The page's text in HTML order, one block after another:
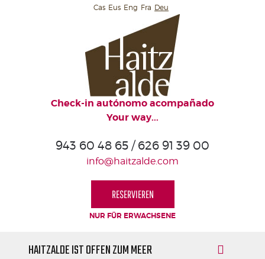
Cas Eus Eng Fra Deu
Check-in autónomo acompañado
Your way...
943 60 48 65 / 626 91 39 00
info@haitzalde.com
RESERVIEREN
NUR FÜR ERWACHSENE
HAITZALDE IST OFFEN ZUM MEER
GEMEINSCHAFTSBEREICHE
HAITZALDE
ZUM